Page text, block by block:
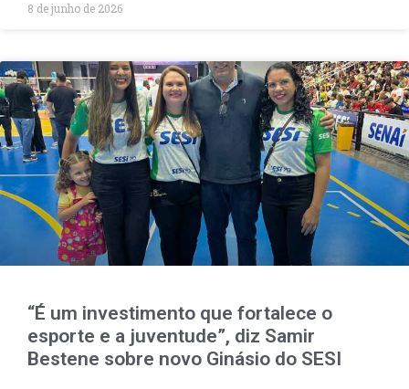
8 de junho de 2026
“É um investimento que fortalece o
esporte e a juventude”, diz Samir
Bestene sobre novo Ginásio do SESI